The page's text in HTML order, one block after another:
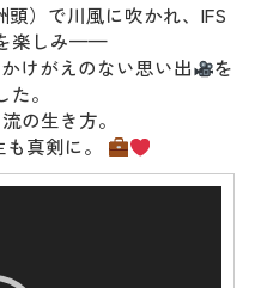
）で川風に吹かれ、IFS
楽しみ——
けがえのない思い出
を
。
の生き方。
真剣に。